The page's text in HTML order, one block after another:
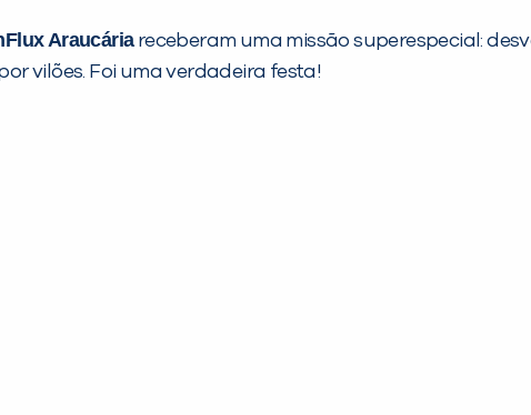
Araucáriareceberam uma missão superespecial:
vilões. Foi uma verdadeira festa!